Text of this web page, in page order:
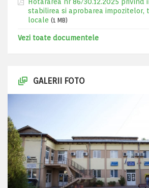
stabilirea si aprobarea impozitelor,
locale (1 MB)
Vezi toate documentele
GALERII FOTO